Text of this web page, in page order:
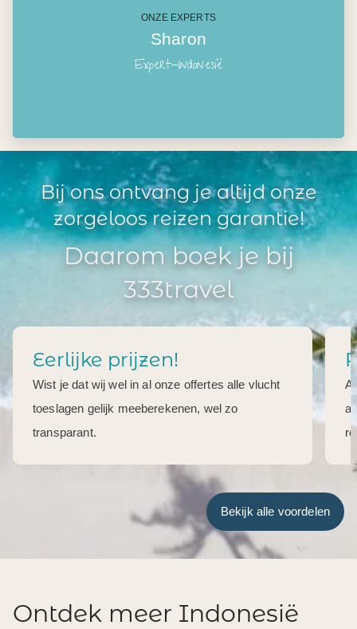
ONZE EXPERTS
Sharon
Expert-Indonesië
Bij ons ontvang je altijd onze
zorgeloos reizen garantie!
Daarom boek je bij
333travel
Eerlijke prijzen!
Wist je dat wij wel in al onze offertes alle vlucht
toeslagen gelijk meeberekenen, wel zo
transparant.
Bekijk alle voordelen
Ontdek meer Indonesië